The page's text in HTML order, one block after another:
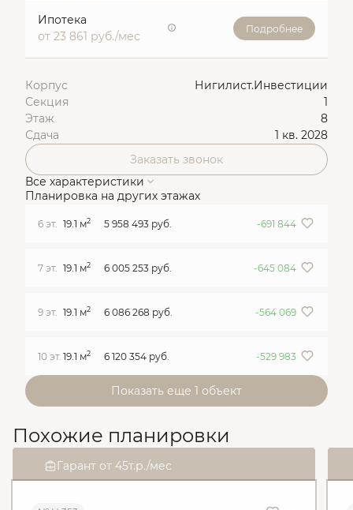
Ипотека
от 23 861 руб./мес
Подробнее
Корпус
Нигилист.Инвестиции
Секция
1
Этаж
8
Сдача
1 кв. 2028
Заказать звонок
Все характеристики
Планировка на других этажах
6 эт. 19.1 м2 5 958 493 руб. -691 844
7 эт. 19.1 м2 6 005 253 руб. -645 084
9 эт. 19.1 м2 6 086 268 руб. -564 069
10 эт. 19.1 м2 6 120 354 руб. -529 983
Показать еще 1 объект
Похожие планировки
Гарант от 45т.р./мес